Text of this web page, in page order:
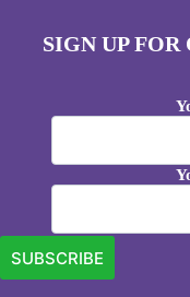
SIGN UP FOR